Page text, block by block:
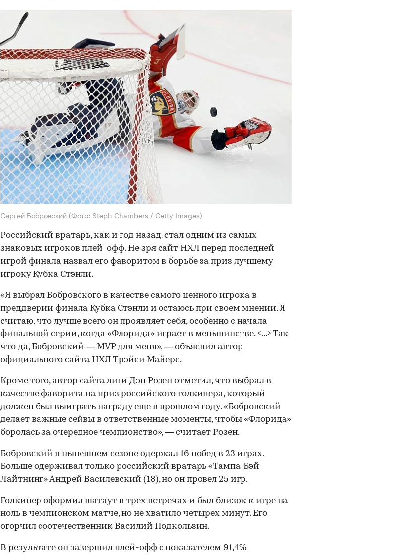
Сергей Бобровский (Фото: Steph Chambers / Getty Images)
Российский вратарь, как и год назад, стал одним из самых
знаковых игроков плей-офф. Не зря сайт НХЛ перед последней
игрой финала назвал его фаворитом в борьбе за приз лучшему
игроку Кубка Стэнли.
«Я выбрал Бобровского в качестве самого ценного игрока в
преддверии финала Кубка Стэнли и остаюсь при своем мнении. Я
считаю, что лучше всего он проявляет себя, особенно с начала
финальной серии, когда «Флорида» играет в меньшинстве. <...> Так
что да, Бобровский — MVP для меня», — объяснил автор
официального сайта НХЛ Трэйси Майерс.
Кроме того, автор сайта лиги Дэн Розен отметил, что выбрал в
качестве фаворита на приз российского голкипера, который
должен был выиграть награду еще в прошлом году. «Бобровский
делает важные сейвы в ответственные моменты, чтобы «Флорида»
боролась за очередное чемпионство», — считает Розен.
Бобровский в нынешнем сезоне одержал 16 побед в 23 играх.
Больше одерживал только российский вратарь «Тампа-Бэй
Лайтнинг» Андрей Василевский (18), но он провел 25 игр.
Голкипер оформил шатаут в трех встречах и был близок к игре на
ноль в чемпионском матче, но не хватило четырех минут. Его
огорчил соотечественник Василий Подкользин.
В результате он завершил плей-офф с показателем 91,4%